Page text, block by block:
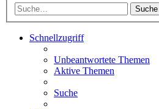
Suche
Schnellzugriff
Unbeantwortete Themen
Aktive Themen
Suche